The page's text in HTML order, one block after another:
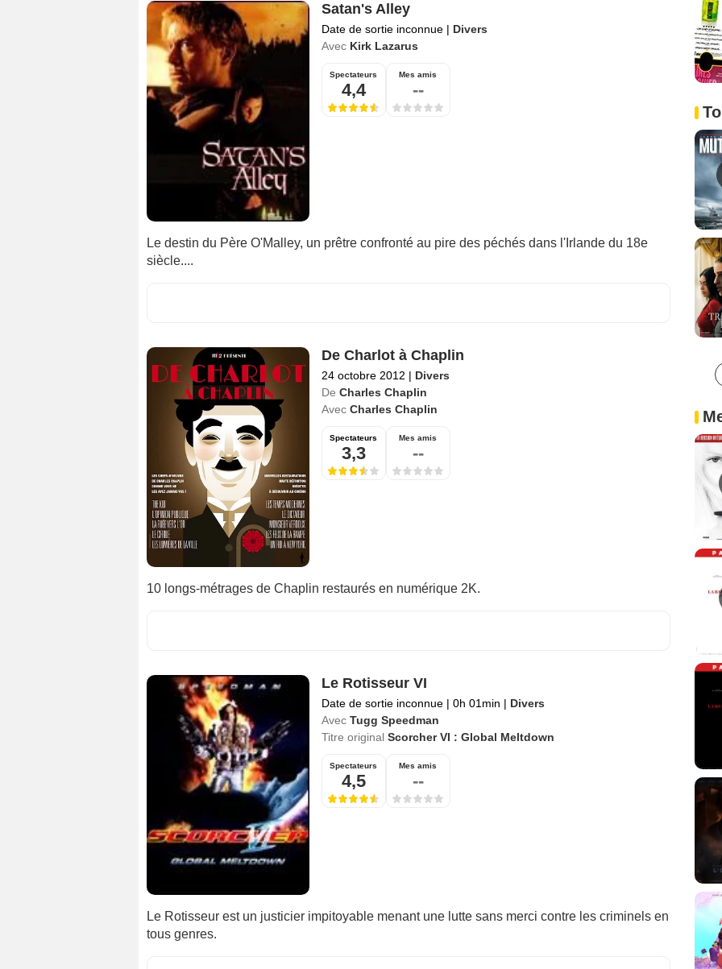
Satan's Alley
Date de sortie inconnue | Divers
Avec Kirk Lazarus
Spectateurs
4,4
Mes amis
--
Le destin du Père O'Malley, un prêtre confronté au pire des péchés dans l'Irlande du 18e
siècle....
De Charlot à Chaplin
24 octobre 2012 | Divers
De Charles Chaplin
Avec Charles Chaplin
Spectateurs
3,3
Mes amis
--
10 longs-métrages de Chaplin restaurés en numérique 2K.
Le Rotisseur VI
Date de sortie inconnue | 0h 01min | Divers
Avec Tugg Speedman
Titre original Scorcher VI : Global Meltdown
Spectateurs
4,5
Mes amis
--
Le Rotisseur est un justicier impitoyable menant une lutte sans merci contre les criminels en
tous genres.